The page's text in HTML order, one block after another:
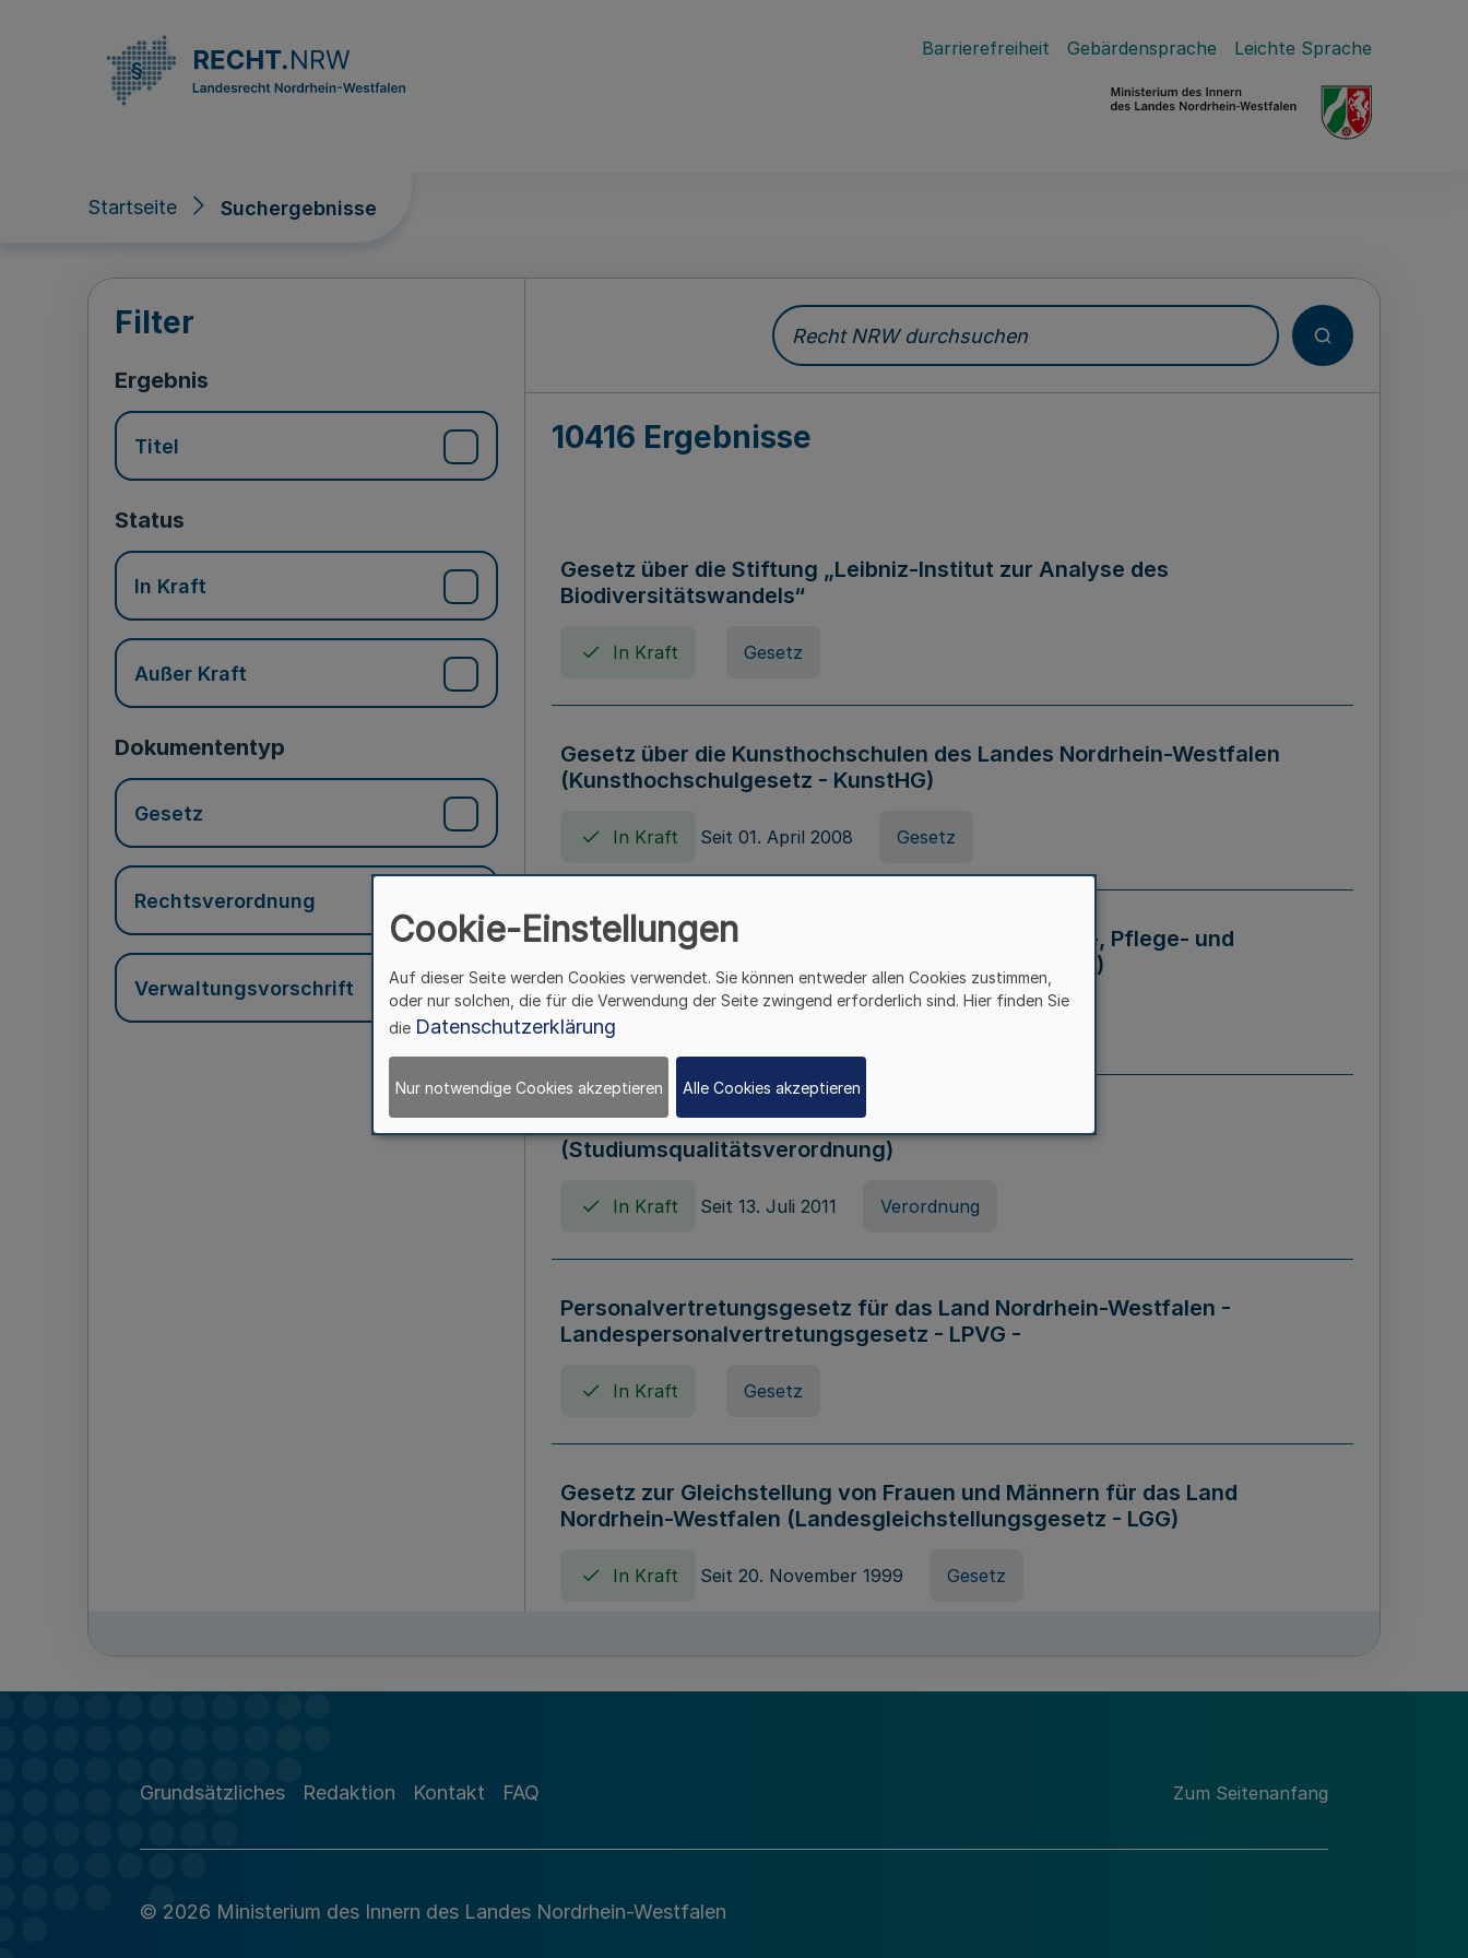
Barrierefreiheit Gebärdensprache Leichte Sprache
Startseite Suchergebnisse
Suchergebnisse
Filter
Ergebnis
Titel
Status
In Kraft
Außer Kraft
Dokumententyp
Gesetz
Rechtsverordnung
Verwaltungsvorschrift
Recht NRW durchsuchen
10416 Ergebnisse
Gesetz über die Stiftung „Leibniz-Institut zur Analyse des
Biodiversitätswandels“
In Kraft Gesetz
Gesetz über die Kunsthochschulen des Landes Nordrhein-Westfalen
(Kunsthochschulgesetz - KunstHG)
In Kraft Seit 01. April 2008 Gesetz
Verordnung über Beihilfen in Geburts-, Krankheits-, Pflege- und
Todesfällen (Beihilfenverordnung NRW - BVO NRW)
In Kraft
Verordnung zum Studiumsqualitätsgesetz
(Studiumsqualitätsverordnung)
In Kraft Seit 13. Juli 2011 Verordnung
Personalvertretungsgesetz für das Land Nordrhein-Westfalen -
Landespersonalvertretungsgesetz - LPVG -
In Kraft Gesetz
Gesetz zur Gleichstellung von Frauen und Männern für das Land
Nordrhein-Westfalen (Landesgleichstellungsgesetz - LGG)
In Kraft Seit 20. November 1999 Gesetz
Grundsätzliches Redaktion Kontakt FAQ Zum Seitenanfang
© 2026 Ministerium des Innern des Landes Nordrhein-Westfalen
Cookie-Einstellungen
Auf dieser Seite werden Cookies verwendet. Sie können entweder allen Cookies zustimmen,
oder nur solchen, die für die Verwendung der Seite zwingend erforderlich sind. Hier finden Sie
die Datenschutzerklärung
Nur notwendige Cookies akzeptieren Alle Cookies akzeptieren